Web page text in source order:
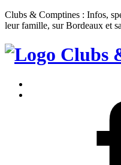
Clubs & Comptines : Infos,
leur famille, sur Bordeaux et
Clubs
Comptines